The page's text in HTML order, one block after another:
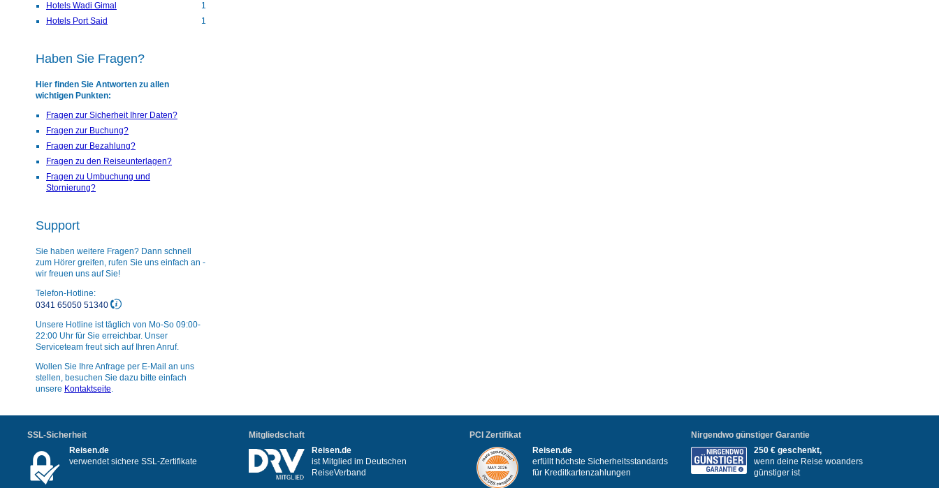
Hotels Wadi Gimal
1
Hotels Port Said
1
Haben Sie Fragen?
Hier finden Sie Antworten zu allen
wichtigen Punkten:
Fragen zur Sicherheit Ihrer Daten?
Fragen zur Buchung?
Fragen zur Bezahlung?
Fragen zu den Reiseunterlagen?
Fragen zu Umbuchung und
Stornierung?
Support
Sie haben weitere Fragen? Dann schnell
zum Hörer greifen, rufen Sie uns einfach an -
wir freuen uns auf Sie!
Telefon-Hotline:
0341 65050 51340
Unsere Hotline ist täglich von Mo-So 09:00-
22:00 Uhr für Sie erreichbar. Unser
Serviceteam freut sich auf Ihren Anruf.
Wollen Sie Ihre Anfrage per E-Mail an uns
stellen, besuchen Sie dazu bitte einfach
unsere Kontaktseite.
SSL-Sicherheit
Reisen.de
verwendet sichere SSL-Zertifikate
Mitgliedschaft
Reisen.de
ist Mitglied im Deutschen
ReiseVerband
PCI Zertifikat
Reisen.de
erfüllt höchste Sicherheitsstandards
für Kreditkartenzahlungen
Nirgendwo günstiger Garantie
250 € geschenkt,
wenn deine Reise woanders
günstiger ist